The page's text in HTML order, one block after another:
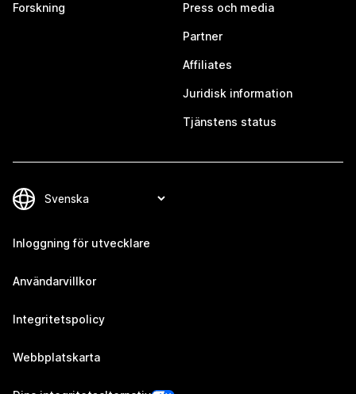
Forskning Press och media
Partner
Affiliates
Juridisk information
Tjänstens status
Inloggning för utvecklare
Användarvillkor
Integritetspolicy
Webbplatskarta